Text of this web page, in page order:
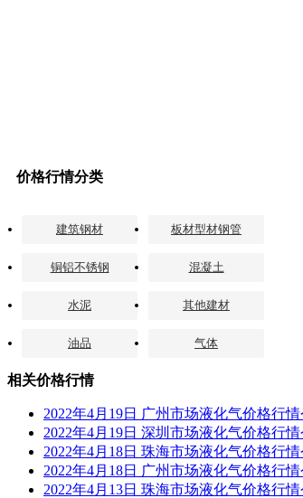
价格行情分类
建筑钢材 板材型材钢管
铜铝不锈钢 混凝土
水泥 其他建材
油品 气体
相关价格行情
2022年4月19日 广州市场液化气价格行
2022年4月19日 深圳市场液化气价格行
2022年4月18日 珠海市场液化气价格行
2022年4月18日 广州市场液化气价格行
2022年4月13日 珠海市场液化气价格行